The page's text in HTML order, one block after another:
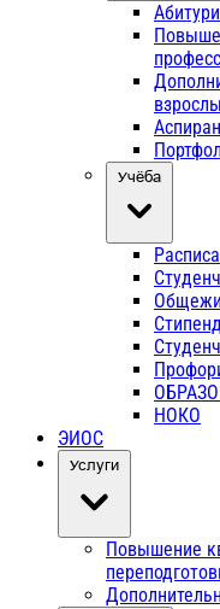
Учёба
НОКО
ЭИОС
Услуги
Повышение